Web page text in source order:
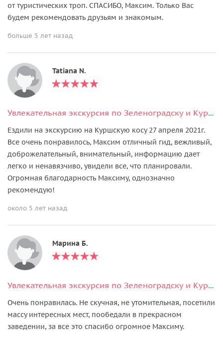
от туристических троп. СПАСИБО, Максим. Только Вас
будем рекомендовать друзьям и знакомым.
больше 5 лет назад
Tatiana N.
Увлекательная экскурсия по Зеленоградску и Куршской косе
Ездили на экскурсию на Куршскую косу 27 апреля 2021г.
Все очень понравилось, Максим отличный гид, вежливый,
доброжелательный, внимательный, информацию дает
легко и ненавязчиво, увидели все, что планировали.
Огромная благодарность Максиму, однозначно
рекомендую!
около 5 лет назад
Марина Б.
Увлекательная экскурсия по Зеленоградску и Куршской косе
Очень понравилась. Не скучная, не утомительная, посетили
массу интересных мест, пообедали в прекрасном
заведении, за все это спасибо огромное Максиму.